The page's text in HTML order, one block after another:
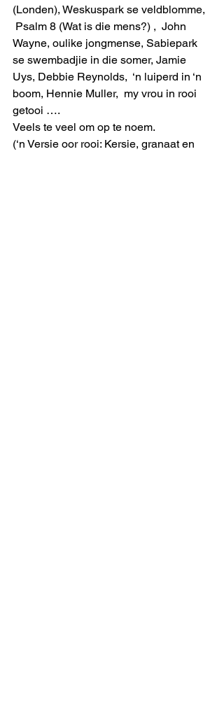
(Londen), Weskuspark se veldblomme,
Psalm 8 (Wat is die mens?) ,  John
Wayne, oulike jongmense, Sabiepark
se swembadjie in die somer, Jamie
Uys, Debbie Reynolds,  ‘n luiperd in ‘n
boom, Hennie Muller,  my vrou in rooi
getooi ….
Veels te veel om op te noem.
(‘n Versie oor rooi: Kersie, granaat en